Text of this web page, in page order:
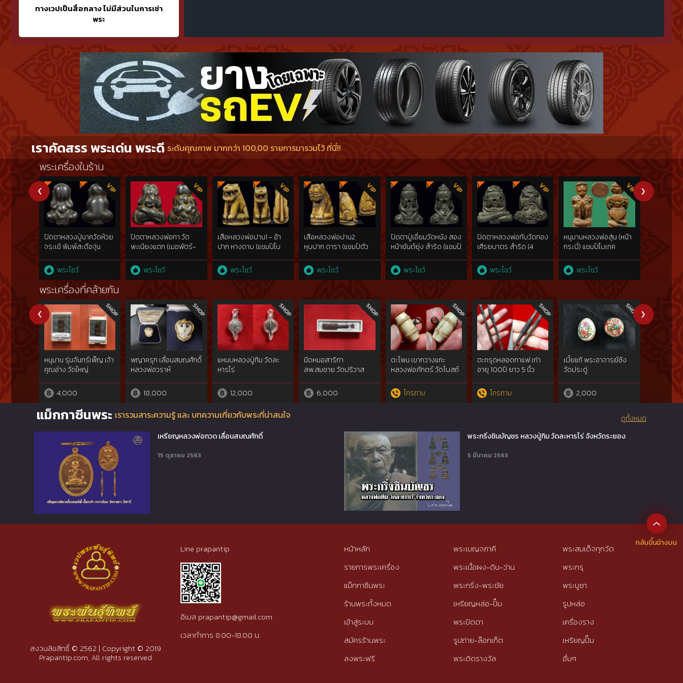
ทางเวปเป็นสื่อกลาง ไม่มีส่วนในการเช่า
พระ
เราคัดสรร พระเด่น พระดี ระดับคุณภาพ มากกว่า 100,00 รายการมารวมไว้ ที่นี่!!
พระเครื่องในร้าน
ปิดตาหลวงปู่นาควัดห้วย
จระเข้ พิมพ์สะดือจุ่น
พระโชว์
ปิตตาหลวงพ่อทา วัด
พะเนียงแตก (เมฆพัตร์-
ประกาศพระโชว์
เสือหลวงพ่อปาน1 - อ้า
ปาก หางดาบ (แชมป์ไบ
พระโชว์
เสือหลวงพ่อปาน2 
หุบปาก ดารา (แชมป์ตัว
พระโชว์
ปิดตาปู่เอี่ยมวัดหนัง สอง
หน้ายันต์ยุ่ง สำริด (แชมป์
พระโชว์
ปิดตาหลวงพ่อทับวัดทอง
เศีรยบาตร สำริด (4
พระโชว์
หนุมานหลวงพ่อสุ่น (หน้า
กระบี่) แชมป์ไบเทค
พระโชว์
พระโ
พระเครื่องที่คล้ายกัน
หนุมาน รุ่นจันทร์เพ็ญ เจ้า
คุณอ่าง วัดใหญ่
4,000
พญาครุฑ เลื่อนสมณศักดิ์
หลวงพ่อวราห์
18,000
แหนบหลวงปู่ทิม วัดละ
หารไร่
12,000
มีดหมอสาริกา
ลพ.สมชาย วัดปริวาส
6,000
ตะโพน เขากวางแกะ
หลวงพ่อภักตร์ วัดโบสถ์
โทรถาม
ตะกรุดหลอดกาแฟ เก่า
อายุ 100ปี ยาว 5 นิ้ว
โทรถาม
เบี้ยแก้ พระอาจารย์ซ้ง
วัดประดู่
2,000
อาจารย์ป
2,000
แม็กกาซีนพระ เรารวมสาระความรู้ และ บทความเกี่ยวกับพระที่น่าสนใจ
เหรียญหลวงพ่อทวด เลื่อนสมณศักดิ์
15 ตุลาคม 2563
พระกริ่งชินบัญชร หลวงปู่ทิม วัดละหารไร่ จังหวัดระยอง
5 มีนาคม 2563
ดูทั้งหมด
สงวนลิขสิทธิ์ © 2562 | Copyright © 2019
Prapantip.com, All rights reserved
Line prapantip
อีเมล prapantip@gmail.com
เวลาทำการ 8.00-18.00 น.
หน้าหลัก
รายการพระเครื่อง
แม็กกาซีนพระ
ร้านพระทั้งหมด
เข้าสู่ระบบ
สมัครร้านพระ
ลงพระฟรี
พระเบญจภาคี
พระเนื้อผง-ดิน-ว่าน
พระกริ่ง-พระชัย
เหรียญหล่อ-ปั๊ม
พระปิดตา
รูปถ่าย-ล๊อกเก็ต
พระติดรางวัล
พระสมเด็จทุกวัด
พระกรุ
พระบูชา
รูปหล่อ
เครื่องราง
เหรียญปั๊ม
อื่นๆ